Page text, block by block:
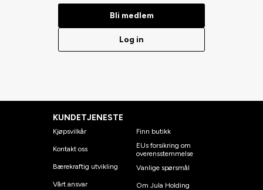
Bli medlem
Log in
KUNDETJENESTE
Kjøpsvilkår
Kontakt oss
Bærekraftig utvikling
Vårt ansvar
Finn butikk
EUs forsikring om
overensstemmelse
Vanlige spørsmål
Om Jula Holding